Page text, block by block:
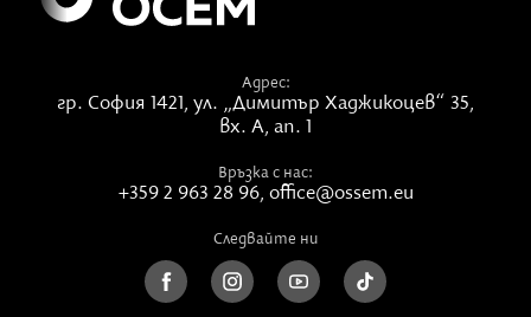
Адрес:
гр. София 1421, ул. „Димитър Хаджикоцев“ 35,
вх. А, ап. 1
Връзка с нас:
+359 2 963 28 96, office@ossem.eu
Следвайте ни